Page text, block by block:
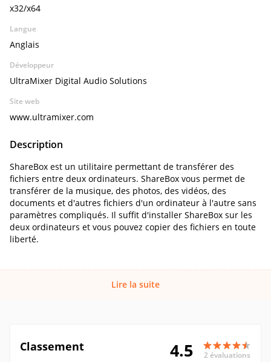
x32/x64
Langue
Anglais
Développeur
UltraMixer Digital Audio Solutions
Site web
www.ultramixer.com
Description
ShareBox est un utilitaire permettant de transférer des
fichiers entre deux ordinateurs. ShareBox vous permet de
transférer de la musique, des photos, des vidéos, des
documents et d'autres fichiers d'un ordinateur à l'autre sans
paramètres compliqués. Il suffit d'installer ShareBox sur les
deux ordinateurs et vous pouvez copier des fichiers en toute
liberté.
Lire la suite
Classement 4.5 2 évaluations